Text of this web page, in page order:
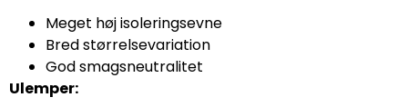
Meget høj isoleringsevne
Bred størrelsevariation
God smagsneutralitet
Ulemper: